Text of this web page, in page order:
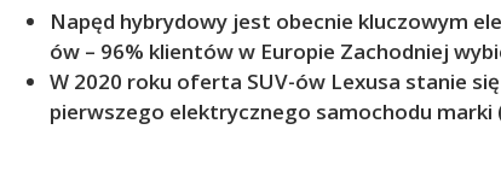
Napęd hybrydowy jest obecnie kluczowym
ów – 96% klientów w Europie Zachodniej
W 2020 roku oferta SUV-ów Lexusa stanie
pierwszego elektrycznego samochodu marki